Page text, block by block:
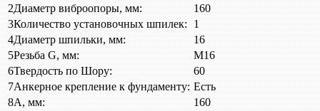
2Диаметр виброопоры, мм:
160
3Количество установочных шпилек: 1
4Диаметр шпильки, мм:
16
5Резьба G, мм:
М16
6Твердость по Шору:
60
7Анкерное крепление к фундаменту: Есть
8A, мм:
160